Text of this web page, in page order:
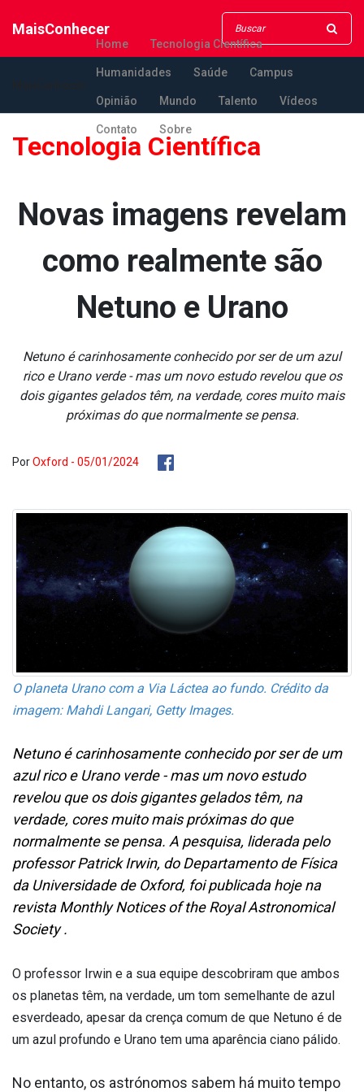
MaisConhecer
Home Tecnologia Científica
Humanidades Saúde Campus
Opinião Mundo Talento Vídeos
Contato Sobre
Tecnologia Científica
Novas imagens revelam
como realmente são
Netuno e Urano
Netuno é carinhosamente conhecido por ser de um azul
rico e Urano verde - mas um novo estudo revelou que os
dois gigantes gelados têm, na verdade, cores muito mais
próximas do que normalmente se pensa.
PorOxford - 05/01/2024
O planeta Urano com a Via Láctea ao fundo. Crédito da
imagem: Mahdi Langari, Getty Images.
Netuno é carinhosamente conhecido por ser de um
azul rico e Urano verde - mas um novo estudo
revelou que os dois gigantes gelados têm, na
verdade, cores muito mais próximas do que
normalmente se pensa. A pesquisa, liderada pelo
professor Patrick Irwin, do Departamento de Física
da Universidade de Oxford, foi publicada hoje na
revista Monthly Notices of the Royal Astronomical
Society .
O professor Irwin e a sua equipe descobriram que ambos
os planetas têm, na verdade, um tom semelhante de azul
esverdeado, apesar da crença comum de que Netuno é de
um azul profundo e Urano tem uma aparência ciano pálido.
No entanto, os astrónomos sabem há muito tempo